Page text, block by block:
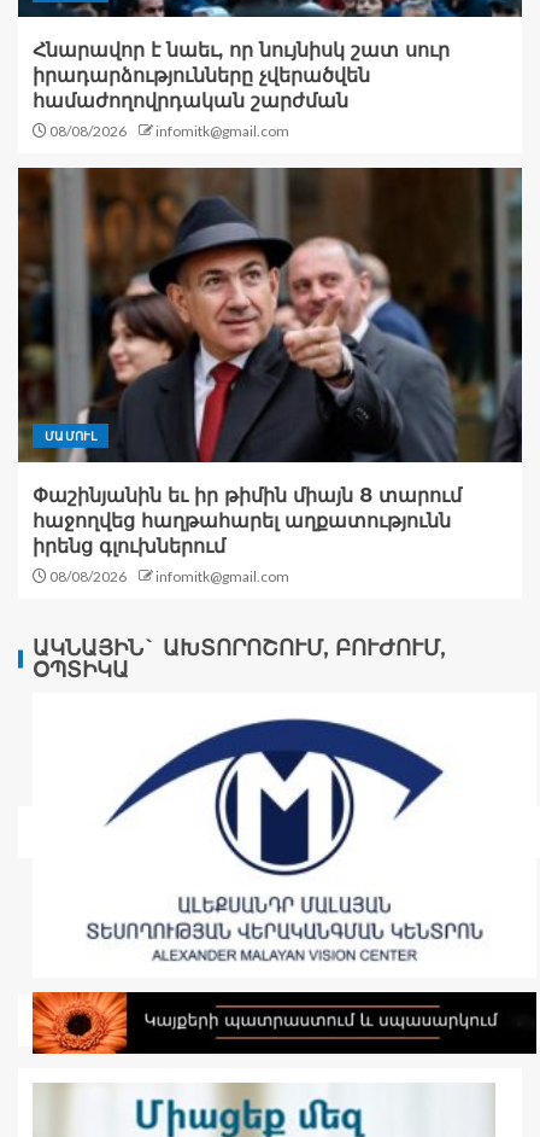
Հնարավոր է նաեւ, որ նույնիսկ շատ սուր
իրադարձությունները չվերածվեն
համաժողովրդական շարժման
08/08/2026 infomitk@gmail.com
ՄԱՄՈՒԼ
Փաշինյանին եւ իր թիմին միայն 8 տարում
հաջողվեց հաղթահարել աղքատությունն
իրենց գլուխներում
08/08/2026 infomitk@gmail.com
ԱԿՆԱՅԻՆ` ԱԽՏՈՐՈՇՈՒՄ, ԲՈՒԺՈՒՄ,
ՕՊՏԻԿԱ